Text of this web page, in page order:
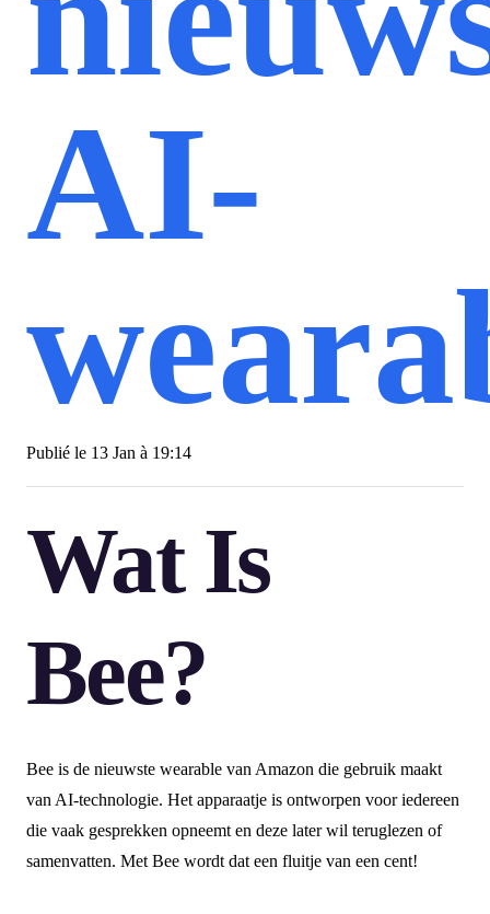
AI-
Publié le 13 Jan à 19:14
Wat Is
Bee?
Bee is de nieuwste wearable van Amazon die gebruik maakt
van AI-technologie. Het apparaatje is ontworpen voor iedereen
die vaak gesprekken opneemt en deze later wil teruglezen of
samenvatten. Met Bee wordt dat een fluitje van een cent!